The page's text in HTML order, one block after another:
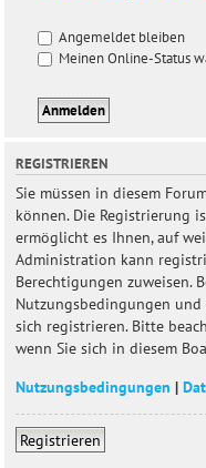
Angemeldet bleiben
Meinen Online-Status
REGISTRIEREN
Sie müssen in diesem
können. Die Registrierung
ermöglicht es Ihnen, auf
Administration kann
Berechtigungen zuweisen.
Nutzungsbedingungen
sich registrieren. Bitte
wenn Sie sich in diesem
Nutzungsbedingungen |
Registrieren